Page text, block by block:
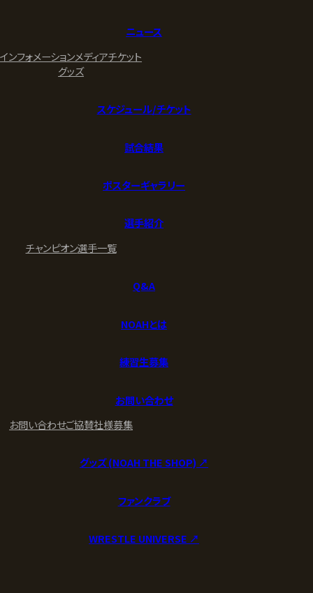
ニュース
インフォメーションメディアチケット
グッズ
スケジュール/チケット
試合結果
ポスターギャラリー
選手紹介
チャンピオン選手一覧
Q&A
NOAHとは
練習生募集
お問い合わせ
お問い合わせご協賛社様募集
グッズ (NOAH THE SHOP) ↗︎
ファンクラブ
WRESTLE UNIVERSE ↗︎